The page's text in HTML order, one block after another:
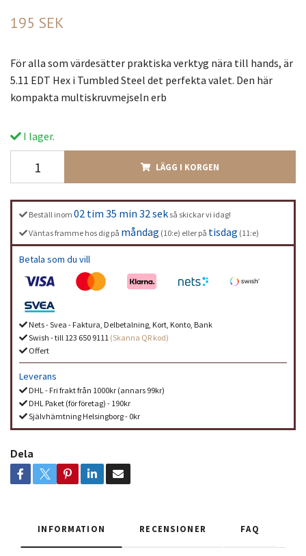
195 SEK
För alla som värdesätter praktiska verktyg nära till hands, är
5.11 EDT Hex i Tumbled Steel det perfekta valet. Den här
kompakta multiskruvmejseln erb
I lager.
LÄGG I KORGEN
Beställ inom 02 tim 35 min 32 sek så skickar vi idag!
Väntas framme hos dig på måndag (10:e) eller på tisdag (11:e)
Betala som du vill
Nets - Svea - Faktura, Delbetalning, Kort, Konto, Bank
Swish - till 123 650 9111 (Skanna QR kod)
Offert
Leverans
DHL - Fri frakt från 1000kr (annars 99kr)
DHL Paket (för företag) - 190kr
Självhämtning Helsingborg - 0kr
Dela
INFORMATION RECENSIONER FAQ